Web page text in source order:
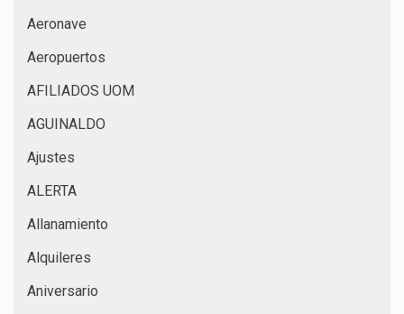
Aeronave
Aeropuertos
AFILIADOS UOM
AGUINALDO
Ajustes
ALERTA
Allanamiento
Alquileres
Aniversario